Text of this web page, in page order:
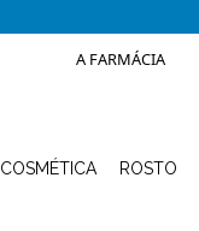
A FARMÁCIA
COSMÉTICA ROSTO